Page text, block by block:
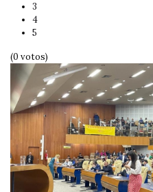
3
4
5
(0 votos)